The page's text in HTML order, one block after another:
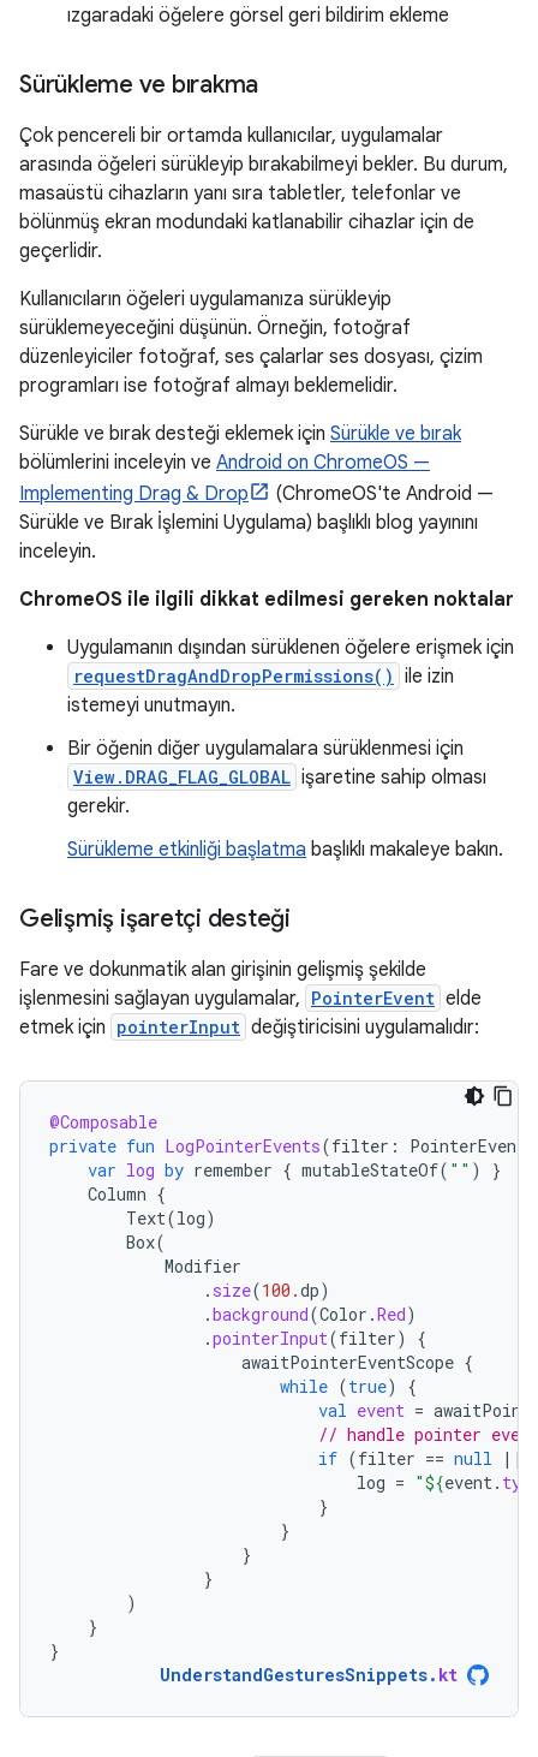
ızgaradaki öğelere görsel geri bildirim ekleme
Sürükleme ve bırakma
Çok pencereli bir ortamda kullanıcılar, uygulamalar
arasında öğeleri sürükleyip bırakabilmeyi bekler. Bu durum,
masaüstü cihazların yanı sıra tabletler, telefonlar ve
bölünmüş ekran modundaki katlanabilir cihazlar için de
geçerlidir.
Kullanıcıların öğeleri uygulamanıza sürükleyip
sürüklemeyeceğini düşünün. Örneğin, fotoğraf
düzenleyiciler fotoğraf, ses çalarlar ses dosyası, çizim
programları ise fotoğraf almayı beklemelidir.
Sürükle ve bırak desteği eklemek için Sürükle ve bırak
bölümlerini inceleyin ve Android on ChromeOS —
Implementing Drag & Drop
(ChromeOS'te Android —
Sürükle ve Bırak İşlemini Uygulama) başlıklı blog yayınını
inceleyin.
ChromeOS ile ilgili dikkat edilmesi gereken noktalar
Uygulamanın dışından sürüklenen öğelere erişmek için
requestDragAndDropPermissions() ile izin
istemeyi unutmayın.
Bir öğenin diğer uygulamalara sürüklenmesi için
View.DRAG_FLAG_GLOBAL işaretine sahip olması
gerekir.
Sürükleme etkinliği başlatma başlıklı makaleye bakın.
Gelişmiş işaretçi desteği
Fare ve dokunmatik alan girişinin gelişmiş şekilde
işlenmesini sağlayan uygulamalar, PointerEvent elde
etmek için pointerInput değiştiricisini uygulamalıdır:
@Composable
private fun LogPointerEvents(filter :
var log by remember { mutableStateOf( "" )
}
Column {
Text(log)
Box(
Modifier
. size(100.dp)
.background(Color .Red)
.pointerInput(filter)
{
awaitPointerEventScope {
while (true)
{
val event =
// handle pointer event
if (filter == null ||
log = "${event.
}
}
}
}
)
}
}
UnderstandGesturesSnippets. kt